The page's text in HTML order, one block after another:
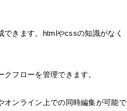
きます。htmlやcssの知識がなく
フローを管理できます。
オンライン上での同時編集が可能で